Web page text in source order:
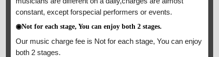
constant, except forspecial performers or events.
◉Not for each stage, You can enjoy both 2 stages.
Our music charge fee is Not for each stage, You can enjoy
both 2 stages.